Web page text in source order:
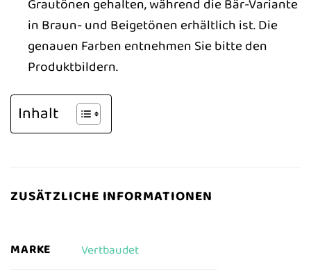
Grautönen gehalten, während die Bär-Variante
in Braun- und Beigetönen erhältlich ist. Die
genauen Farben entnehmen Sie bitte den
Produktbildern.
Inhalt
ZUSÄTZLICHE INFORMATIONEN
MARKE Vertbaudet